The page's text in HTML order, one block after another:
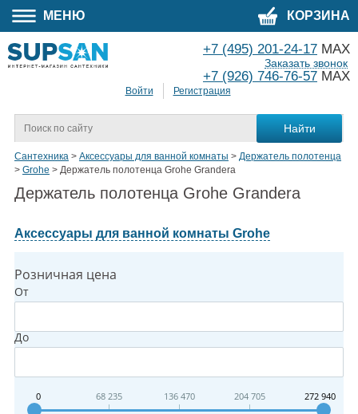
МЕНЮ КОРЗИНА
Войти Регистрация
+7 (495) 201-24-17 MAX
+7 (926) 746-76-57 MAX
Заказать звонок
Сантехника > Аксессуары для ванной комнаты > Держатель полотенца
> Grohe > Держатель полотенца Grohe Grandera
Держатель полотенца Grohe Grandera
Аксессуары для ванной комнаты Grohe
Розничная цена
От
До
0 68 235 136 470 204 705 272 940